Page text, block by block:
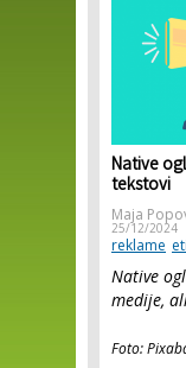
Native
tekstovi
Maja
25/12/2024
reklame
Native
medije,
Foto: